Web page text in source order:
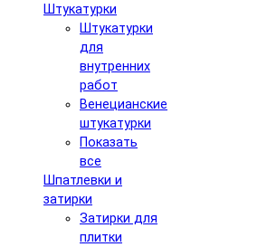
Штукатурки
Штукатурки
для
внутренних
работ
Венецианские
штукатурки
Показать
все
Шпатлевки и
затирки
Затирки для
плитки